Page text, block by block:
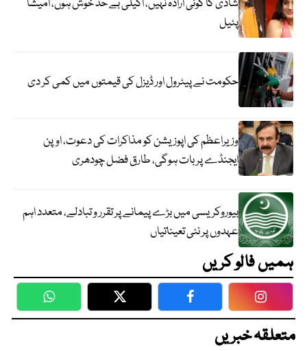
شادی کا کوئی ارادہ نہیں، اکیلی بے حد خوش ہوں، امیشا
پٹیل
حکومت نے پیٹرول اور ڈیزل کی قیمتوں میں کمی کر دی
وزیراعظم کی اپوزیشن کو مذاکرات کی دعوت، اوپن
ایجنڈے پر بات ہوگی، طارق فضل چودھری
بیوروکریسی میں بڑے پیمانے پر تقرر و تبادلے، متعدد اہم
عہدوں پر نئی تعیناتیاں
ہمیں فالو کریں
WhatsApp Twitter Facebook
متعلقہ خبریں